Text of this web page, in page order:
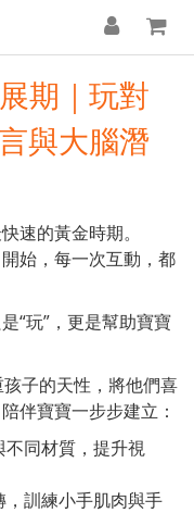
期｜玩對
與大腦潛
速的黃金時期。
始，每一次互動，都
“玩”，更是幫助寶寶
子的天性，將他們喜
伴寶寶一步步建立：
同材質，提升視
訓練小手肌肉與手